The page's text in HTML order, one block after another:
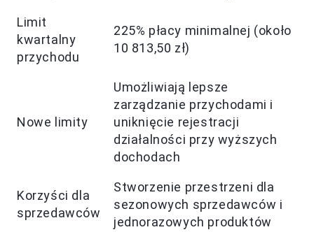
Limit
kwartalny
przychodu
225% płacy minimalnej (około
10 813,50 zł)
Nowe limity
Umożliwiają lepsze
zarządzanie przychodami i
uniknięcie rejestracji
działalności przy wyższych
dochodach
Korzyści dla
sprzedawców
Stworzenie przestrzeni dla
sezonowych sprzedawców i
jednorazowych produktów